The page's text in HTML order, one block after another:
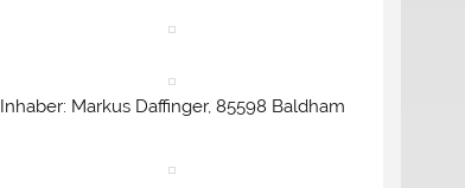
Inhaber: Markus Daffinger, 85598 Baldham